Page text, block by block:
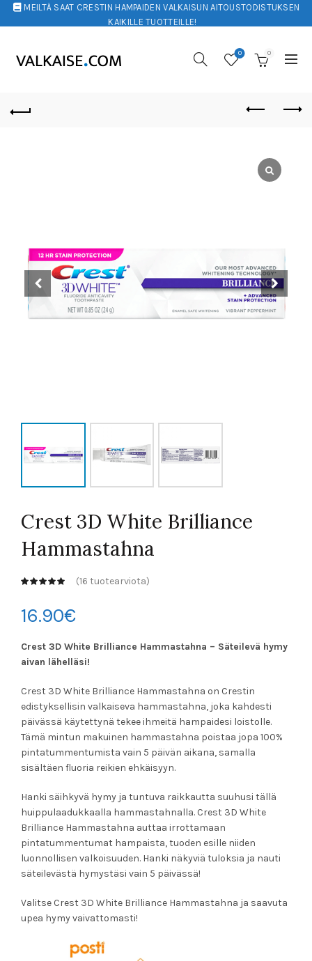
MEILTÄ SAAT CRESTIN HAMPAIDEN VALKAISUN AITOUSTODISTUKSEN
KAIKILLE TUOTTEILLE!
0 0
Crest 3D White Brilliance
Hammastahna
(16 tuotearviota)
16.90€
Crest 3D White Brilliance Hammastahna – Säteilevä hymy
aivan lähelläsi!
Crest 3D White Brilliance Hammastahna on Crestin
edistyksellisin valkaiseva hammastahna, joka kahdesti
päivässä käytettynä tekee ihmeitä hampaidesi loistolle.
Tämä mintun makuinen hammastahna poistaa jopa 100%
pintatummentumista vain 5 päivän aikana, samalla
sisältäen fluoria reikien ehkäisyyn.
Hanki säihkyvä hymy ja tuntuva raikkautta suuhusi tällä
huippulaadukkaalla hammastahnalla. Crest 3D White
Brilliance Hammastahna auttaa irrottamaan
pintatummentumat hampaista, tuoden esille niiden
luonnollisen valkoisuuden. Hanki näkyviä tuloksia ja nauti
säteilevästä hymystäsi vain 5 päivässä!
Valitse Crest 3D White Brilliance Hammastahna ja saavuta
upea hymy vaivattomasti!